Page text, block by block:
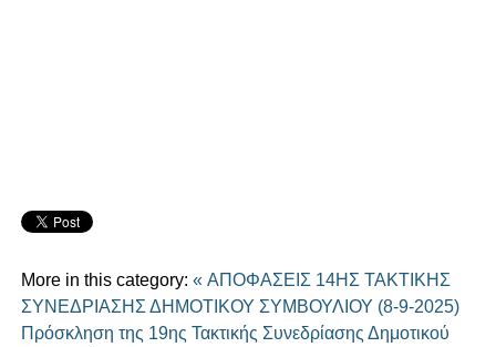
More in this category: « ΑΠΟΦΑΣΕΙΣ 14ΗΣ ΤΑΚΤΙΚΗΣ
ΣΥΝΕΔΡΙΑΣΗΣ ΔΗΜΟΤΙΚΟΥ ΣΥΜΒΟΥΛΙΟΥ (8-9-2025)
Πρόσκληση της 19ης Τακτικής Συνεδρίασης Δημοτικού